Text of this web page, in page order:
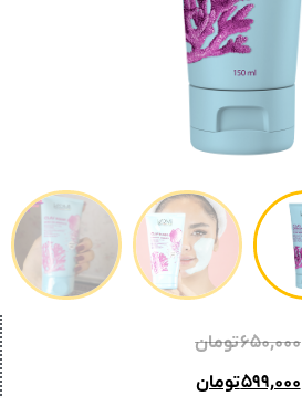
۶۵۰,۰۰۰تومان
۵۹۹,۰۰۰تومان